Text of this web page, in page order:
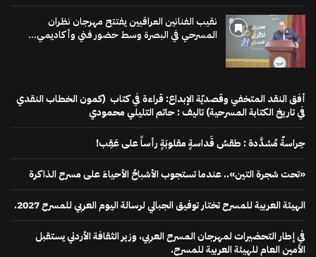
نقيب الفنانين العراقيين يفتتح مهرجان نظران
المسرحي في البصرة وسط حضور فني وأكاديمي...
أفق النقد المتخفي وقصديّة الإبداع: قراءة في كتاب (كمون الخطاب النقدي
في تاريخ الكتابة المسرحية) تاليف : حاتم التليلي محمودي
حِراسةٌ مُشدَّدة : طقسُ قَداسةٍ مقلوبَةٍ رأساً على عَقِب!
«تحت شجرة التين».. عندما تستجوب الأشباحُ الأحياءَ على مسرح الذاكرة
الهيئة العربية للمسرح تختار توفيق الجبالي لرسالة اليوم العربي للمسرح 2027.
في إطار التحضيرات لمهرجان المسرح العربي، وزير الثقافة الأردني يستقبل
الأمين العام للهيئة العربية للمسرح.